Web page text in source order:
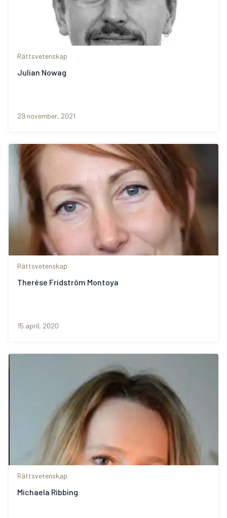
Rättsvetenskap
Julian Nowag
29 november, 2021
Rättsvetenskap
Therése Fridström Montoya
15 april, 2020
Rättsvetenskap
Michaela Ribbing